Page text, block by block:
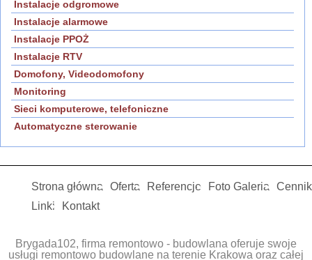
Instalacje odgromowe
Instalacje alarmowe
Instalacje PPOŻ
Instalacje RTV
Domofony, Videodomofony
Monitoring
Sieci komputerowe, telefoniczne
Automatyczne sterowanie
Strona główna Oferta Referencje Foto Galeria
Cennik
Linki
Kontakt
Brygada102, firma remontowo - budowlana oferuje swoje
usługi remontowo budowlane na terenie Krakowa oraz całej